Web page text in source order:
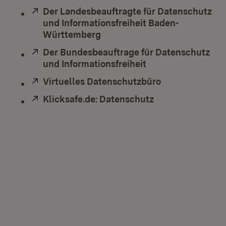
Extern:
Der Landesbeauftragte für Datenschutz
und Informationsfreiheit Baden-
Württemberg
Extern:
Der Bundesbeauftrage für Datenschutz
und Informationsfreiheit
Extern:
Virtuelles Datenschutzbüro
Extern:
Klicksafe.de: Datenschutz